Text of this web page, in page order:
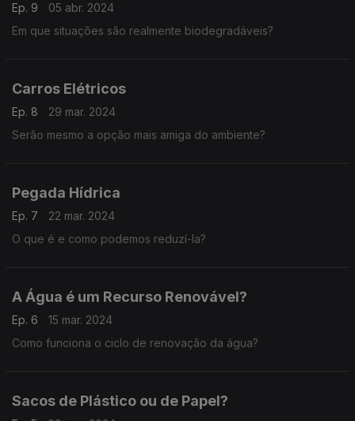
Ep. 9
05 abr. 2024
Em que situações são realmente biodegradáveis?
Carros Elétricos
Ep. 8
29 mar. 2024
Serão mesmo a opção mais amiga do ambiente?
Pegada Hídrica
Ep. 7
22 mar. 2024
O que é e como podemos reduzí-la?
A Água é um Recurso Renovável?
Ep. 6
15 mar. 2024
Como funciona o ciclo de renovação da água?
Sacos de Plástico ou de Papel?